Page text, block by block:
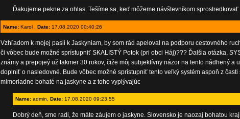
Ďakujeme pekne za ohlas. Tešíme sa, keď môžeme návštevníkom
Name:Karol , Date:17.08.2020 00:40:26
Vzhľadom k mojej pasii k Jaskyniam, by som rád apeloval na podporu cestovného
či vôbec bude možné sprístupniť SKALISTÝ Potok (pri obci Háj)??? Ďalšia otázka,
známy a prepojeý už takmer 30 rokov, čiže môj subjektívny názor na tento nádhený a
doplniť o nasledovné. Bude vôbec možné sprístupniť tento veľký systém aspoň z časti
mimoriadne bohaté na jaskyne a z toho vyplývajúc
Name:admin, Date:17.08.2020 09:23:55
Dobrý deň, sme radi, že máte záujem o jaskyne. Slovensko je naozaj bohatou